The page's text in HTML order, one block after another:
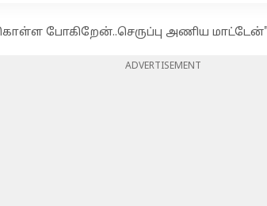
போகிறேன்..செருப்பு அணிய
ADVERTISEMENT